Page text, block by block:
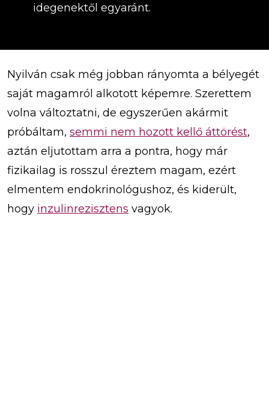
idegenektől egyaránt.
Nyilván csak még jobban rányomta a bélyegét
saját magamról alkotott képemre. Szerettem
volna változtatni, de egyszerűen akármit
próbáltam, semmi nem hozott kellő áttörést,
aztán eljutottam arra a pontra, hogy már
fizikailag is rosszul éreztem magam, ezért
elmentem endokrinológushoz, és kiderült,
hogy inzulinrezisztens vagyok.